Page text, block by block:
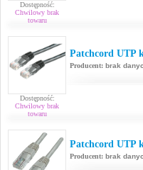
Dostępność:
Chwilowy brak
towaru
Dostępność:
Chwilowy brak
towaru
Patchcord UTP
Producent: brak
Patchcord UTP
Producent: brak